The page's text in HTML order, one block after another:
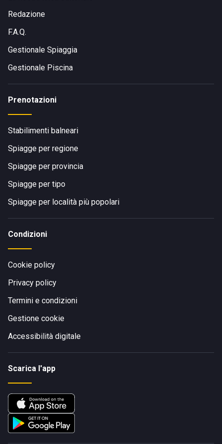
Redazione
F.A.Q.
Gestionale Spiaggia
Gestionale Piscina
Prenotazioni
Stabilimenti balneari
Spiagge per regione
Spiagge per provincia
Spiagge per tipo
Spiagge per località più popolari
Condizioni
Cookie policy
Privacy policy
Termini e condizioni
Gestione cookie
Accessibilità digitale
Scarica l'app